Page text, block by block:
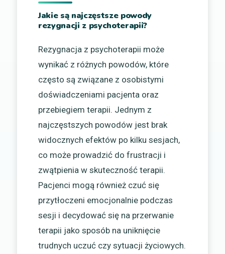
Jakie są najczęstsze powody
rezygnacji z psychoterapii?
Rezygnacja z psychoterapii może
wynikać z różnych powodów, które
często są związane z osobistymi
doświadczeniami pacjenta oraz
przebiegiem terapii. Jednym z
najczęstszych powodów jest brak
widocznych efektów po kilku sesjach,
co może prowadzić do frustracji i
zwątpienia w skuteczność terapii.
Pacjenci mogą również czuć się
przytłoczeni emocjonalnie podczas
sesji i decydować się na przerwanie
terapii jako sposób na uniknięcie
trudnych uczuć czy sytuacji życiowych.